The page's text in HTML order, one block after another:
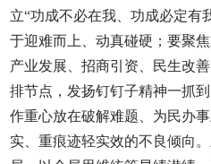
立“功成不必在我、功成必定有
于迎难而上、动真碰硬；要聚
产业发展、招商引资、民生改
排节点，发扬钉钉子精神一抓
作重心放在破解难题、为民办
实、重痕迹轻实效的不良倾向